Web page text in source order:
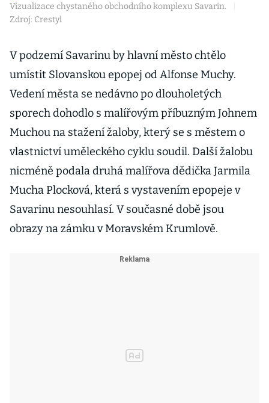
Vizualizace chystaného obchodního komplexu Savarin.
Zdroj: Crestyl
V podzemí Savarinu by hlavní město chtělo
umístit Slovanskou epopej od Alfonse Muchy.
Vedení města se nedávno po dlouholetých
sporech dohodlo s malířovým příbuzným Johnem
Muchou na stažení žaloby, který se s městem o
vlastnictví uměleckého cyklu soudil. Další žalobu
nicméně podala druhá malířova dědička Jarmila
Mucha Plocková, která s vystavením epopeje v
Savarinu nesouhlasí. V současné době jsou
obrazy na zámku v Moravském Krumlově.